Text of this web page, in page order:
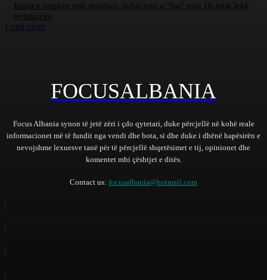
Rritja e pagave nuk mjafton, inflacioni u “ha” mbi 16 mijë lekë
qytetarëve
Load more
FOCUSALBANIA
Focus Albania synon të jetë zëri i çdo qytetari, duke përcjellë në kohë reale
informacionet më të fundit nga vendi dhe bota, si dhe duke i dhënë hapësirën e
nevojshme lexuesve tanë për të përcjellë shqetësimet e tij, opinionet dhe
komentet mbi çështjet e ditës.
Contact us: focusalbania@hotmail.com